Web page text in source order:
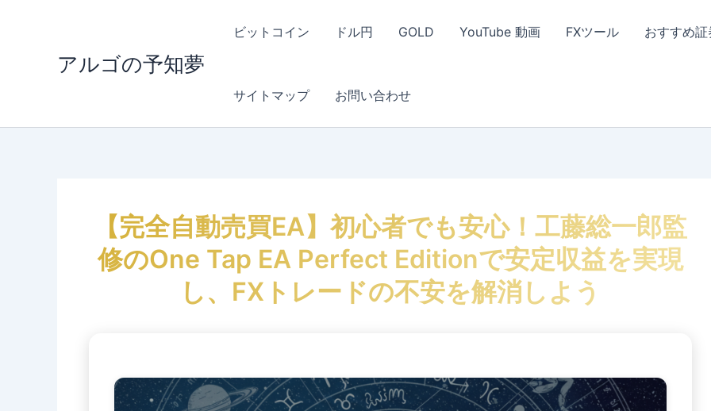
プ
アルゴの予知夢
ビットコイン ドル円 GOLD YouTube 動画 FXツール おすすめ
サイトマップ お問い合わせ
【完全自動売買EA】初心者でも安心！工藤総一郎監
修のOne Tap EA Perfect Editionで安定収益を実現
し、FXトレードの不安を解消しよう